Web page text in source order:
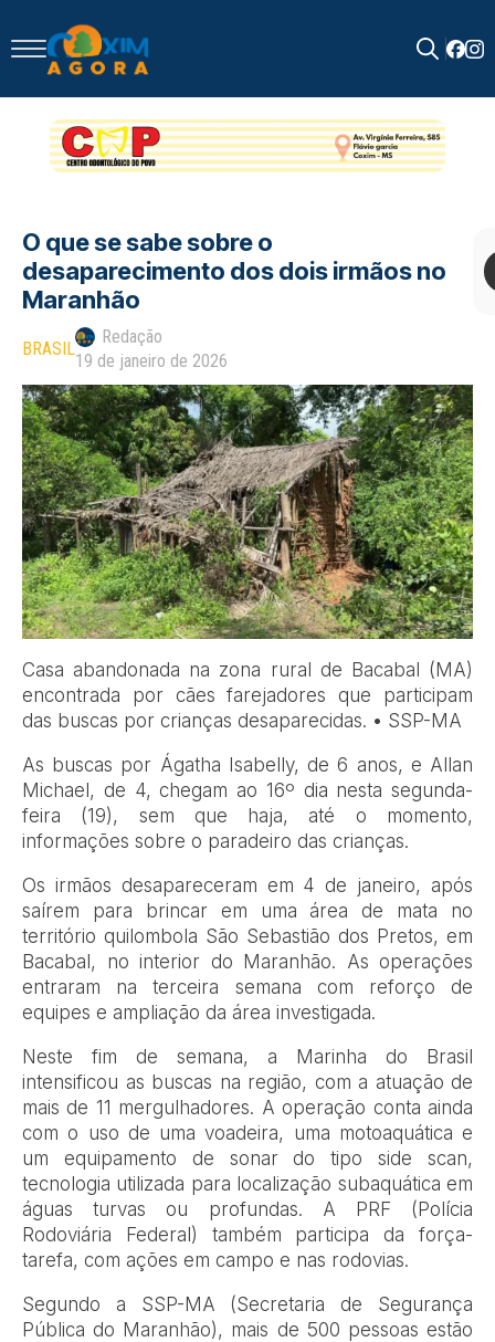
for:
O que se sabe sobre o
desaparecimento dos dois irmãos no
Maranhão
BRASIL
Redação
19 de janeiro de 2026
Casa abandonada na zona rural de Bacabal (MA)
encontrada por cães farejadores que participam
das buscas por crianças desaparecidas. • SSP-MA
As buscas por Ágatha Isabelly, de 6 anos, e Allan
Michael, de 4, chegam ao 16º dia nesta segunda-
feira (19), sem que haja, até o momento,
informações sobre o paradeiro das crianças.
Os irmãos desapareceram em 4 de janeiro, após
saírem para brincar em uma área de mata no
território quilombola São Sebastião dos Pretos, em
Bacabal, no interior do Maranhão. As operações
entraram na terceira semana com reforço de
equipes e ampliação da área investigada.
Neste fim de semana, a Marinha do Brasil
intensificou as buscas na região, com a atuação de
mais de 11 mergulhadores. A operação conta ainda
com o uso de uma voadeira, uma motoaquática e
um equipamento de sonar do tipo side scan,
tecnologia utilizada para localização subaquática em
águas turvas ou profundas. A PRF (Polícia
Rodoviária Federal) também participa da força-
tarefa, com ações em campo e nas rodovias.
Segundo a SSP-MA (Secretaria de Segurança
Pública do Maranhão), mais de 500 pessoas estão